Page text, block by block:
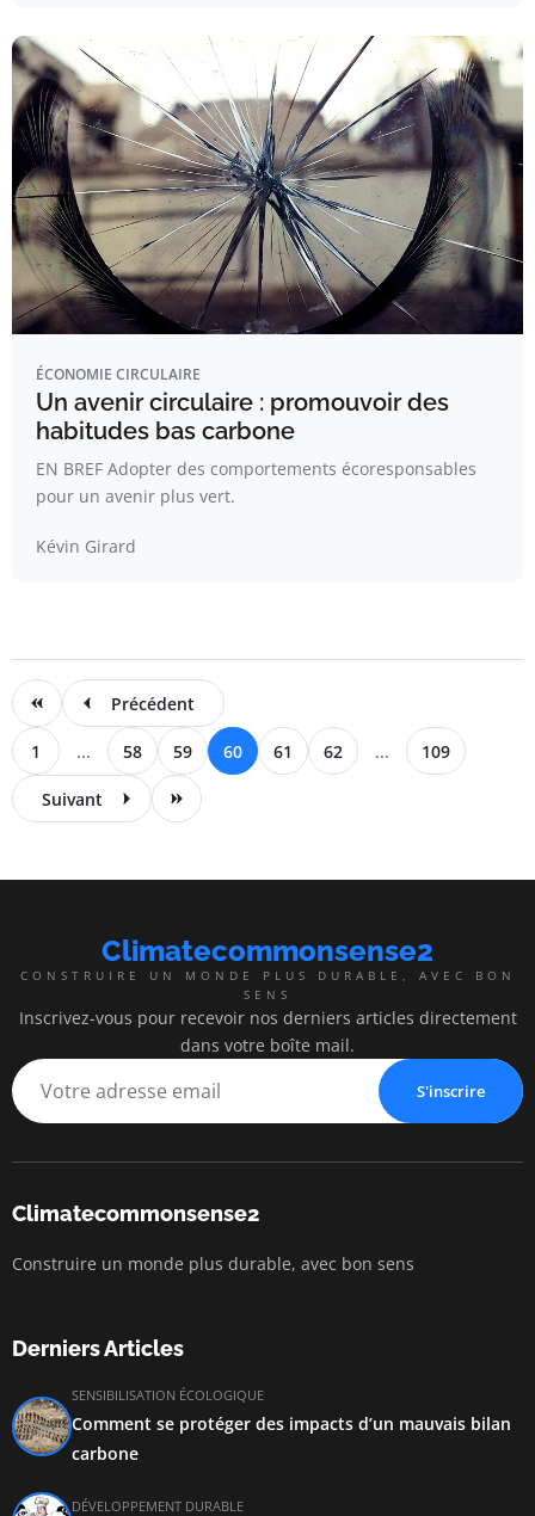
ÉCONOMIE CIRCULAIRE
Un avenir circulaire : promouvoir des
habitudes bas carbone
EN BREF Adopter des comportements écoresponsables
pour un avenir plus vert.
Kévin Girard
Précédent
1 ... 58 59 60 61 62 ... 109
Suivant
Climatecommonsense2
CONSTRUIRE UN MONDE PLUS DURABLE, AVEC BON
SENS
Inscrivez-vous pour recevoir nos derniers articles directement
dans votre boîte mail.
S'inscrire
Climatecommonsense2
Construire un monde plus durable, avec bon sens
Derniers Articles
SENSIBILISATION ÉCOLOGIQUE
Comment se protéger des impacts d’un mauvais bilan
carbone
DÉVELOPPEMENT DURABLE